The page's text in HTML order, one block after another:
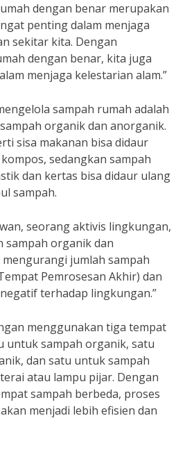
dengan benar merupakan
penting dalam menjaga
sekitar kita. Dengan
dengan benar, kita juga
menjaga kelestarian alam.”
sampah rumah adalah
organik dan anorganik.
sisa makanan bisa didaur
sedangkan sampah
dan kertas bisa didaur ulang
sampah.
seorang aktivis lingkungan,
sampah organik dan
jumlah sampah
Pemrosesan Akhir) dan
terhadap lingkungan.”
menggunakan tiga tempat
untuk sampah organik, satu
dan satu untuk sampah
atau lampu pijar. Dengan
sampah berbeda, proses
menjadi lebih efisien dan